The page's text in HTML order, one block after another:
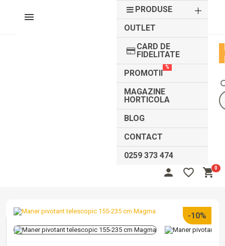
PRODUSE
OUTLET
CARD DE
FIDELITATE
PROMOTII
%
MAGAZINE
HORTICOLA
BLOG
CONTACT
0259 373 474
person
Autentifică-te Înregistrează-te
favorite_border shopping_cart0
-10%